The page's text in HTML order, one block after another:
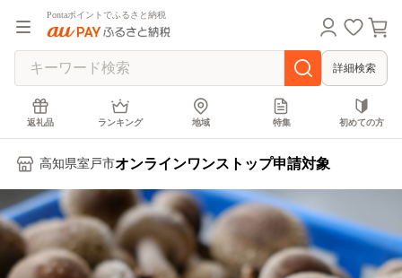
Pontaポイントでふるさと納税
詳細検索
返礼品 ランキング 地域 特集 初めての方
高知県室戸市オンラインワンストップ申請対象